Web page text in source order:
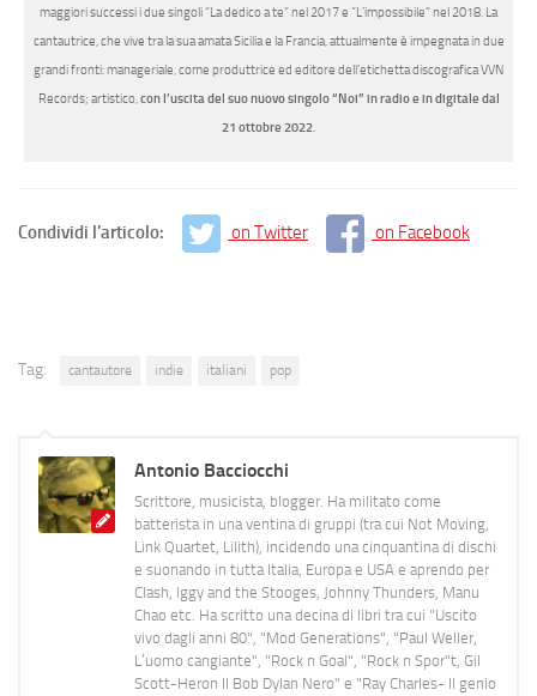
maggiori successi i due singoli “La dedico a te” nel 2017 e “L’impossibile” nel 2018. La
cantautrice, che vive tra la sua amata Sicilia e la Francia, attualmente è impegnata in due
grandi fronti: manageriale, come produttrice ed editore dell’etichetta discografica VVN
Records; artistico,con l’uscita del suo nuovo singolo“Noi” in radio e in digitale dal
21 ottobre 2022.
Condividi l'articolo: on Twitter on Facebook
Tag: cantautore indie italiani pop
Antonio Bacciocchi
Scrittore, musicista, blogger. Ha militato come
batterista in una ventina di gruppi (tra cui Not Moving,
Link Quartet, Lilith), incidendo una cinquantina di dischi
e suonando in tutta Italia, Europa e USA e aprendo per
Clash, Iggy and the Stooges, Johnny Thunders, Manu
Chao etc. Ha scritto una decina di libri tra cui "Uscito
vivo dagli anni 80", "Mod Generations", "Paul Weller,
L’uomo cangiante", "Rock n Goal", "Rock n Spor"t, Gil
Scott-Heron Il Bob Dylan Nero" e "Ray Charles- Il genio